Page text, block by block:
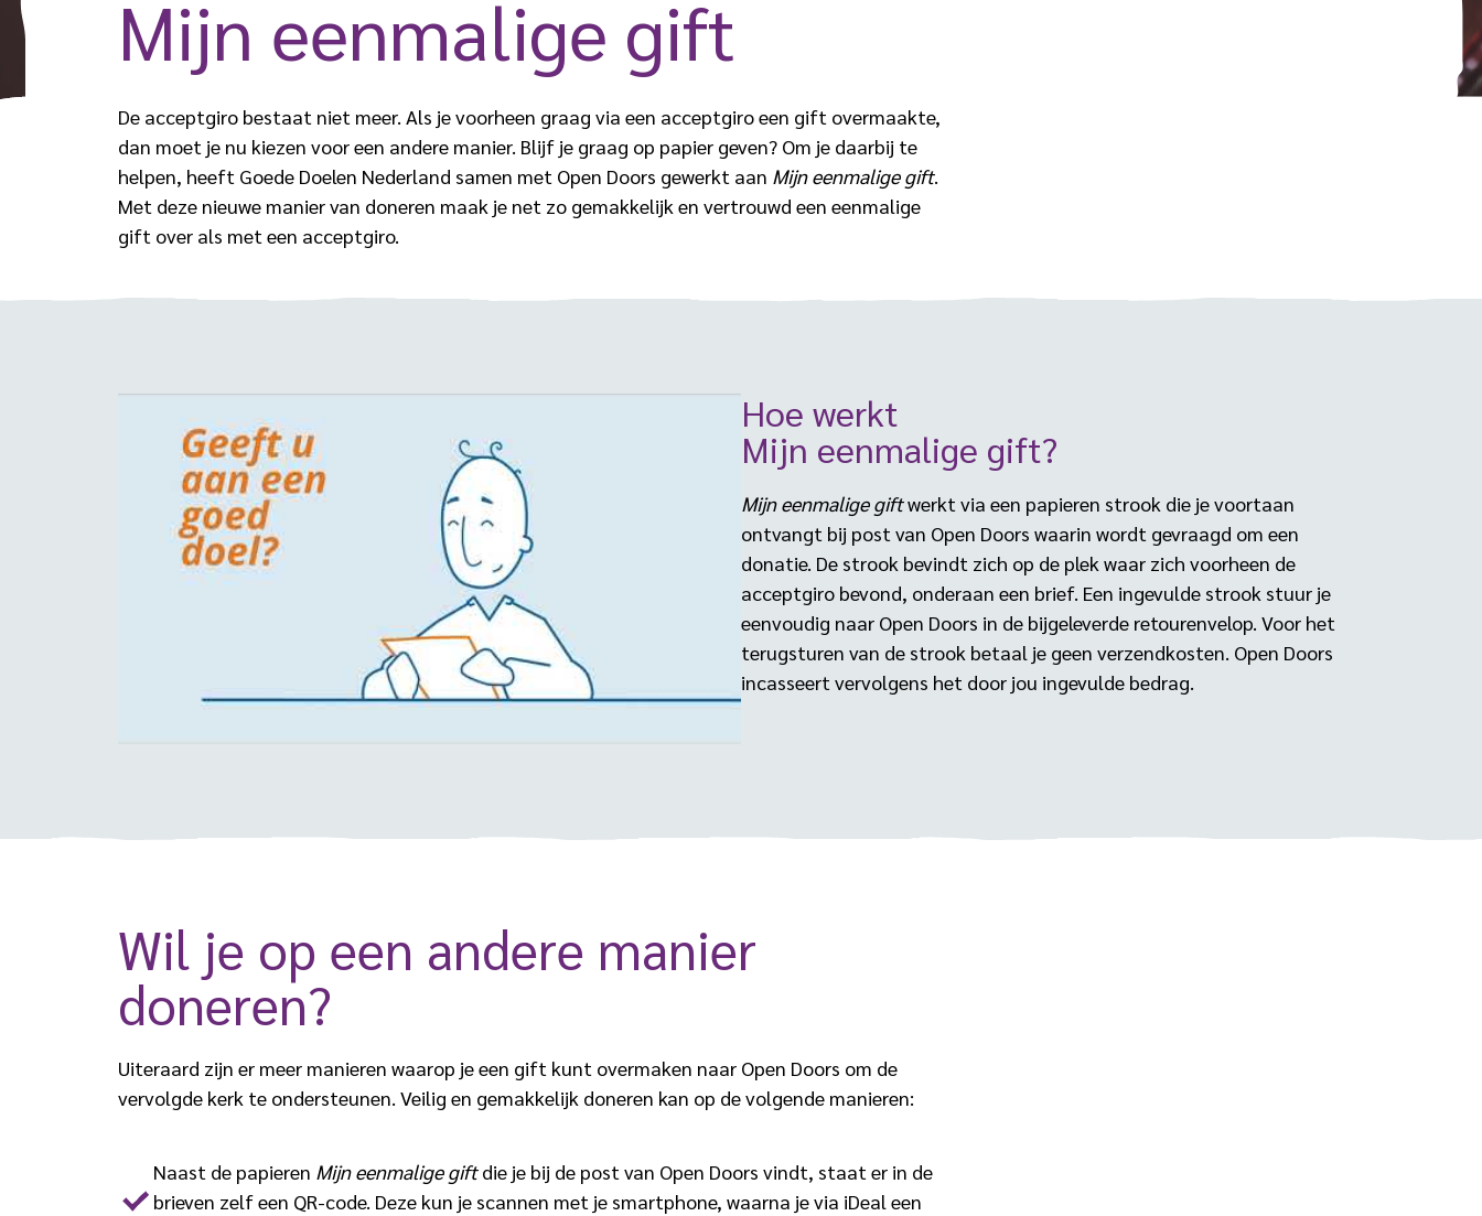
Mijn eenmalige gift
De acceptgiro bestaat niet meer. Als je voorheen graag via een acceptgiro een gift overmaakte,
dan moet je nu kiezen voor een andere manier. Blijf je graag op papier geven? Om je daarbij te
helpen, heeft Goede Doelen Nederland samen met Open Doors gewerkt aan Mijn eenmalige gift.
Met deze nieuwe manier van doneren maak je net zo gemakkelijk en vertrouwd een eenmalige
gift over als met een acceptgiro.
Hoe werkt
Mijn eenmalige gift?
Mijn eenmalige giftwerkt via een papieren strook die je voortaan
ontvangt bij post van Open Doors waarin wordt gevraagd om een
donatie. De strook bevindt zich op de plek waar zich voorheen de
acceptgiro bevond, onderaan een brief. Een ingevulde strook stuur je
eenvoudig naar Open Doors in de bijgeleverde retourenvelop. Voor het
terugsturen van de strook betaal je geen verzendkosten. Open Doors
incasseert vervolgens het door jou ingevulde bedrag.
Wil je op een andere manier
doneren?
Uiteraard zijn er meer manieren waarop je een gift kunt overmaken naar Open Doors om de
vervolgde kerk te ondersteunen. Veilig en gemakkelijk doneren kan op de volgende manieren:
Naast de papieren Mijn eenmalige giftdie je bij de post van Open Doors vindt, staat er in de
brieven zelf een QR-code. Deze kun je scannen met je smartphone, waarna je via iDeal een